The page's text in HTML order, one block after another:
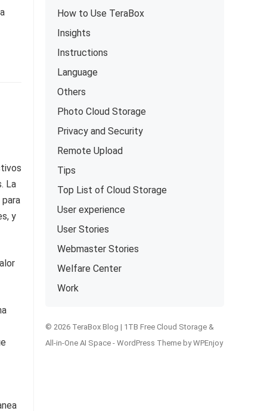
La
y
How to Use TeraBox
Insights
Instructions
Language
Others
Photo Cloud Storage
Privacy and Security
Remote Upload
Tips
Top List of Cloud Storage
User experience
User Stories
Webmaster Stories
Welfare Center
Work
© 2026 TeraBox Blog | 1TB Free Cloud Storage &
All-in-One AI Space - WordPress Theme byWPEnjoy